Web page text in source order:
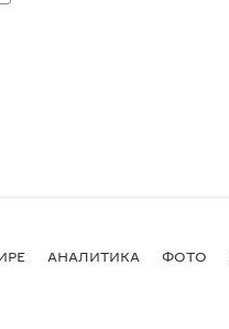
АНАЛИТИКА ФОТО